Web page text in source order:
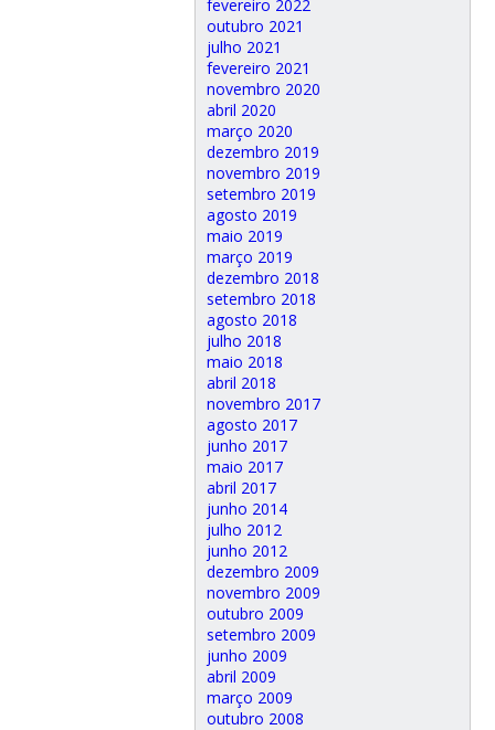
fevereiro 2022
outubro 2021
julho 2021
fevereiro 2021
novembro 2020
abril 2020
março 2020
dezembro 2019
novembro 2019
setembro 2019
agosto 2019
maio 2019
março 2019
dezembro 2018
setembro 2018
agosto 2018
julho 2018
maio 2018
abril 2018
novembro 2017
agosto 2017
junho 2017
maio 2017
abril 2017
junho 2014
julho 2012
junho 2012
dezembro 2009
novembro 2009
outubro 2009
setembro 2009
junho 2009
abril 2009
março 2009
outubro 2008